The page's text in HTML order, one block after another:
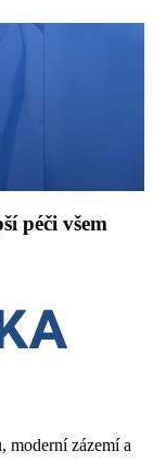
péči všem
moderní zázemí a